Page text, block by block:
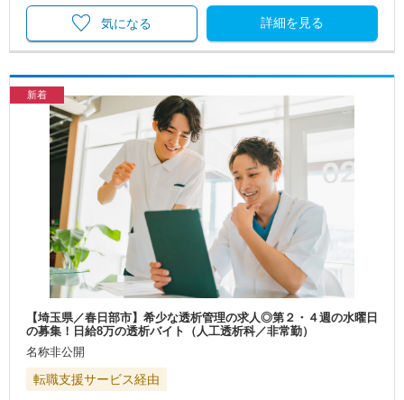
詳細を見る
気になる
新着
【埼玉県／春日部市】希少な透析管理の求人◎第２・４週の水曜日
の募集！日給8万の透析バイト（人工透析科／非常勤）
名称非公開
転職支援サービス経由